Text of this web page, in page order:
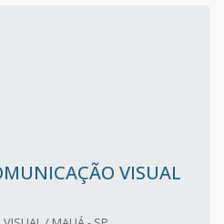
VISUAL